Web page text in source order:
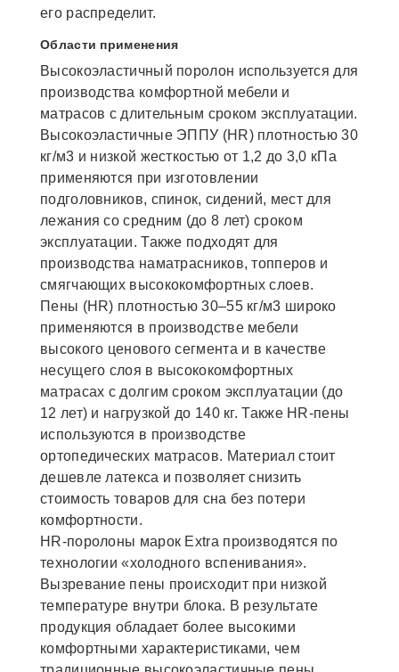
его распределит.
Области применения
Высокоэластичный поролон используется для
производства комфортной мебели и
матрасов с длительным сроком эксплуатации.
Высокоэластичные ЭППУ (HR) плотностью 30
кг/м3 и низкой жесткостью от 1,2 до 3,0 кПа
применяются при изготовлении
подголовников, спинок, сидений, мест для
лежания со средним (до 8 лет) сроком
эксплуатации. Также подходят для
производства наматрасников, топперов и
смягчающих высококомфортных слоев.
Пены (HR) плотностью 30–55 кг/м3 широко
применяются в производстве мебели
высокого ценового сегмента и в качестве
несущего слоя в высококомфортных
матрасах с долгим сроком эксплуатации (до
12 лет) и нагрузкой до 140 кг. Также HR-пены
используются в производстве
ортопедических матрасов. Материал стоит
дешевле латекса и позволяет снизить
стоимость товаров для сна без потери
комфортности.
НR-поролоны марок Extra производятся по
технологии «холодного вспенивания».
Вызревание пены происходит при низкой
температуре внутри блока. В результате
продукция обладает более высокими
комфортными характеристиками, чем